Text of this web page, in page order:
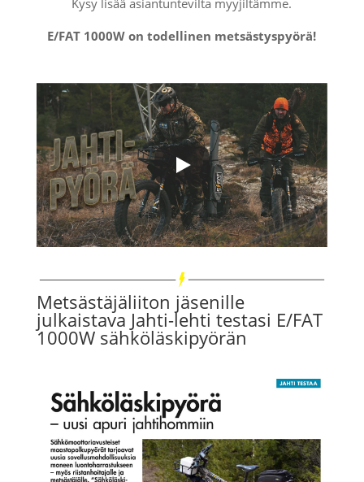
Kysy lisää asiantuntevilta myyjiltämme.
E/FAT 1000W on todellinen metsästyspyörä!
Metsästäjäliiton jäsenille
julkaistava Jahti-lehti testasi E/FAT
1000W sähköläskipyörän